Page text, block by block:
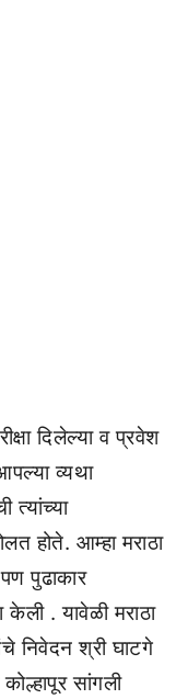
दिलेल्या व प्रवेश
आपल्या व्यथा
त्यांच्या
होते. आम्हा मराठा
पुढाकार
. यावेळी मराठा
निवेदन श्री घाटगे
सांगली